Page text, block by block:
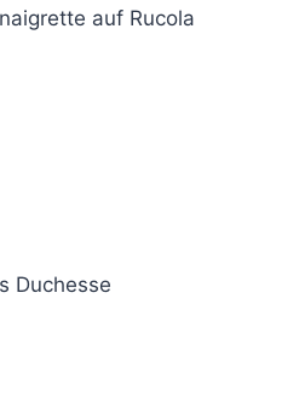
auf Rucola
Duchesse